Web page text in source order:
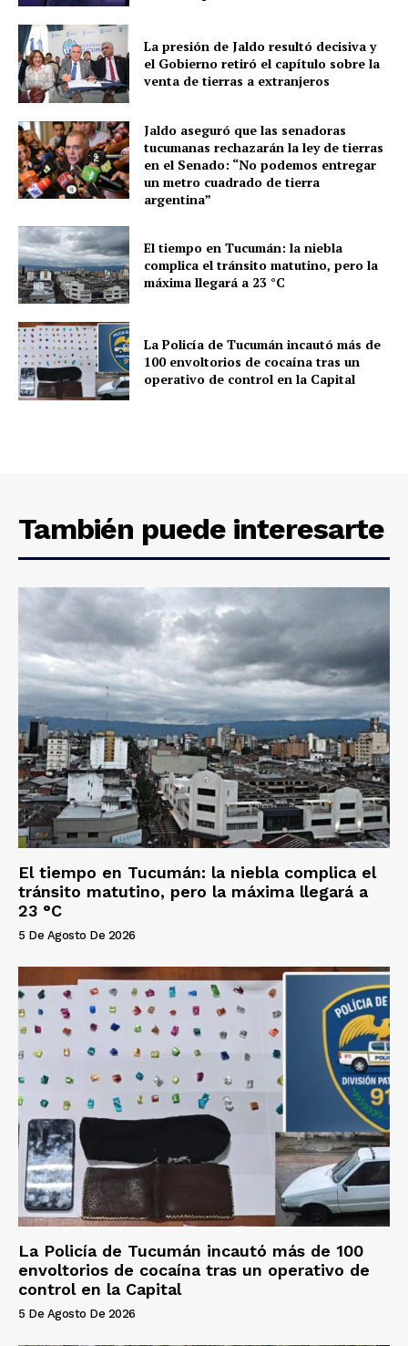
La presión de Jaldo resultó decisiva y
el Gobierno retiró el capítulo sobre la
venta de tierras a extranjeros
Jaldo aseguró que las senadoras
tucumanas rechazarán la ley de tierras
en el Senado: “No podemos entregar
un metro cuadrado de tierra
argentina”
El tiempo en Tucumán: la niebla
complica el tránsito matutino, pero la
máxima llegará a 23 °C
La Policía de Tucumán incautó más de
100 envoltorios de cocaína tras un
operativo de control en la Capital
También puede interesarte
El tiempo en Tucumán: la niebla complica el
tránsito matutino, pero la máxima llegará a
23 °C
5 De Agosto De 2026
La Policía de Tucumán incautó más de 100
envoltorios de cocaína tras un operativo de
control en la Capital
5 De Agosto De 2026